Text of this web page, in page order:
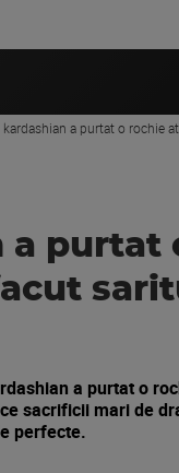
kardashian a purtat o rochie
a purtat
a purtat o
sacrificii mari de
perfecte.